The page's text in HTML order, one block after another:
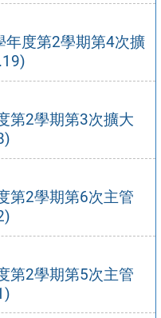
度第2學期第4次擴
第2學期第3次擴大
第2學期第6次主管
第2學期第5次主管